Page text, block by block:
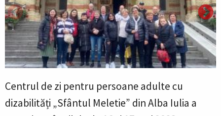
Centrul de zi pentru persoane adulte cu
dizabilități „Sfântul Meletie” din Alba Iulia a